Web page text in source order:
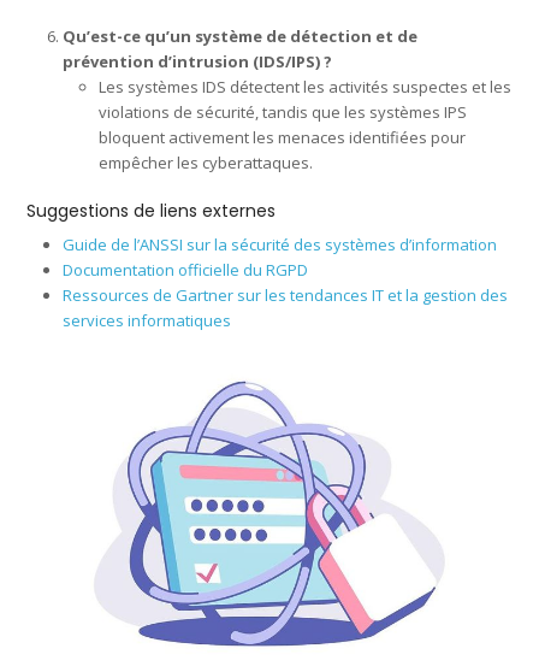
Qu’est-ce qu’un système de détection et de
prévention d’intrusion (IDS/IPS) ?
Les systèmes IDS détectent les activités suspectes et les
violations de sécurité, tandis que les systèmes IPS
bloquent activement les menaces identifiées pour
empêcher les cyberattaques.
Suggestions de liens externes
Guide de l’ANSSI sur la sécurité des systèmes d’information
Documentation officielle du RGPD
Ressources de Gartner sur les tendances IT et la gestion des
services informatiques